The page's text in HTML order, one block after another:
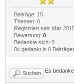
Beiträge: 15
Themen: 0
Registriert seit: Mar
Bewertung: 0
Bedankte sich: 0
0x gedankt in 0
Suchen Es